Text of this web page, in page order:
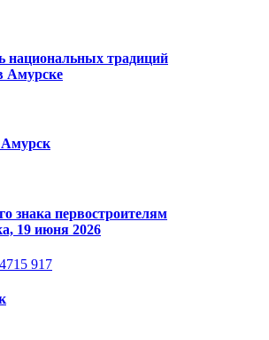
национальных традиций
Амурске
Амурск
знака первостроителям
19 июня 2026